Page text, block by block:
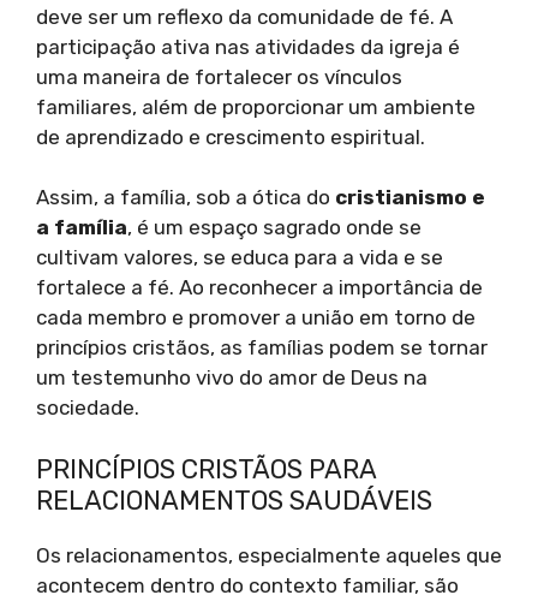
deve ser um reflexo da comunidade de fé. A
participação ativa nas atividades da igreja é
uma maneira de fortalecer os vínculos
familiares, além de proporcionar um ambiente
de aprendizado e crescimento espiritual.
Assim, a família, sob a ótica do cristianismo e
a família, é um espaço sagrado onde se
cultivam valores, se educa para a vida e se
fortalece a fé. Ao reconhecer a importância de
cada membro e promover a união em torno de
princípios cristãos, as famílias podem se tornar
um testemunho vivo do amor de Deus na
sociedade.
PRINCÍPIOS CRISTÃOS PARA
RELACIONAMENTOS SAUDÁVEIS
Os relacionamentos, especialmente aqueles que
acontecem dentro do contexto familiar, são